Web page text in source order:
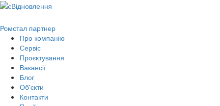
Ромстал партнер
Про компанію
Сервіс
Проєктування
Вакансії
Блог
Об'єкти
Контакти